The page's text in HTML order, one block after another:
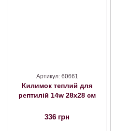
Артикул: 60661
Килимок теплий для
рептилій 14w 28х28 см
336 грн